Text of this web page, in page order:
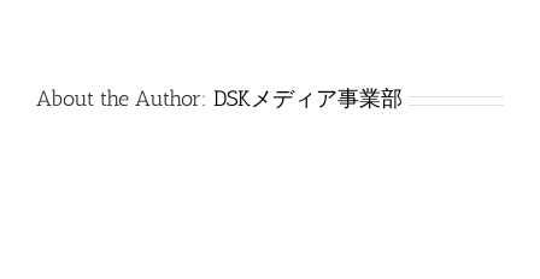
About the Author: DSKメディア事業部